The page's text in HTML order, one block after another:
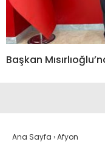
Başkan
Ana Sayfa ›Afyon